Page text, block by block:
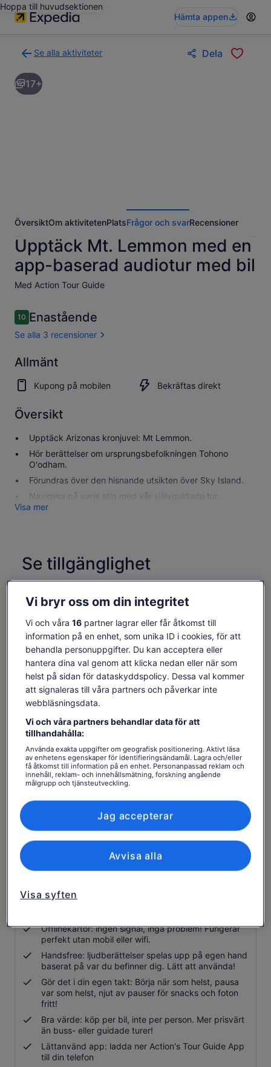
Hoppa till huvudsektionen
Hämta appen
Se alla aktiviteter
tillbaka
till
resultatsidan
Dela
17+
ÖversiktOm aktivitetenPlatsFrågor och svarRecensioner
Upptäck Mt. Lemmon med en
app-baserad audiotur med bil
Med Action Tour Guide
Recensioner
1010 av 10,
Enastående
Se alla 3 recensioner
10.010.0 av 10
Enastående
Se alla 3
recensioner
Allmänt
Kupong på mobilen Bekräftas direkt
Översikt
Upptäck Arizonas kronjuvel: Mt Lemmon.
Hör berättelser om ursprungsbefolkningen Tohono
O'odham.
Förundras över den hisnande utsikten över Sky Island.
Navigera på varje stig med vår självguidade tur.
Visa mer
Se tillgänglighet
fre 7 aug. - fre 21 aug.
Resenärer
1 resenär
fre 7 aug.
-
lör 8 aug.
-
sön 9 aug.
-
mån 10 aug.
-
Se biljetter
Innehållet på den här sidan kan ha skapats med
Se originaltexten (engelska)
i
ny
flik
Vad ingår och vad ingår
inte?
Perfekt berättare: ingenting kan slå att lyssna på en
Omfattande rutt och stopp: Se allt, missa inget,
Offlinekartor: ingen signal, inga problem! Fungerar
perfekt utan mobil eller wifi.
Handsfree: ljudberättelser spelas upp på egen hand
baserat på var du befinner dig. Lätt att använda!
Gör det i din egen takt: Börja när som helst, pausa
var som helst, njut av pauser för snacks och foton
fritt!
Bra värde: köp per bil, inte per person. Mer prisvärt
än buss- eller guidade turer!
Lättanvänd app: ladda ner Action's Tour Guide App
till din telefon
Vi bryr oss om din integritet
Vi och våra 16partner lagrar eller får åtkomst till
information på en enhet, som unika ID i cookies, för att
behandla personuppgifter. Du kan acceptera eller
hantera dina val genom att klicka nedan eller när som
helst på sidan för dataskyddspolicy. Dessa val kommer
att signaleras till våra partners och påverkar inte
webbläsningsdata.
Vi och våra partners behandlar data för att
tillhandahålla:
Använda exakta uppgifter om geografisk positionering. Aktivt läsa
av enhetens egenskaper för identifieringsändamål. Lagra och/eller
få åtkomst till information på en enhet. Personanpassad reklam och
innehåll, reklam- och innehållsmätning, forskning angående
målgrupp och tjänsteutveckling.
Visa syften
Avvisa alla
Jag accepterar